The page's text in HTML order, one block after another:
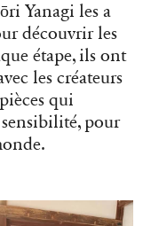
Yanagi les a
découvrir les
étape, ils ont
les créateurs
qui
pour